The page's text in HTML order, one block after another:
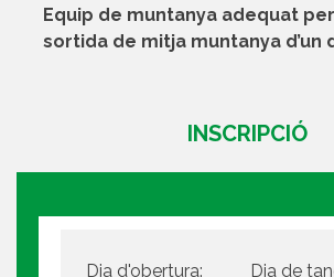
Equip de muntanya adequat
sortida de mitja muntanya d’un
INSCRIPCIÓ
Dia d'obertura:
Dia de